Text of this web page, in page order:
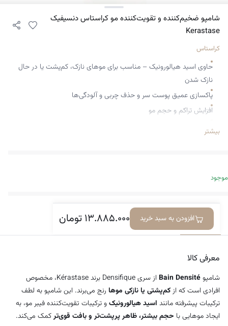
شامپو ضخیم‌کننده و تقویت‌کننده مو کراستاس دنسیفیک
Kerastase
کراستاس
حاوی اسید هیالورونیک – مناسب برای موهای نازک، کم‌پشت یا در حال
نازک شدن
پاکسازی عمیق پوست سر و حذف چربی و آلودگی‌ها
افزایش تراکم و حجم مو
تقویت ساقه مو و جلوگیری از شکنندگی
کمک به پرپشت‌تر به‌نظر رسیدن موهای نازک یا کم‌پشت
مناسب انواع موهای نازک، متوسط و حتی کمی ضخیم
افزایش حجم، ضخامت و استحکام موها
بیشتر
موجود
۱۳.۸۸۵.۰۰۰تومان افزودن به سبد خریدمعرفی کالا دیدگاه‌ها
معرفی کالا
شامپوBain Densité
از سری Densifique برند Kérastase، مخصوص
افرادی است که ازکم‌پشتی یا نازکی موها رنج می‌برند. این شامپو به لطف
ترکیبات پیشرفته مانند اسید هیالورونیکو ترکیبات تقویت‌کننده فیبر مو، به
ایجاد موهایی با حجم بیشتر، ظاهر پرپشت‌تر و بافت قوی‌ترکمک می‌کند.